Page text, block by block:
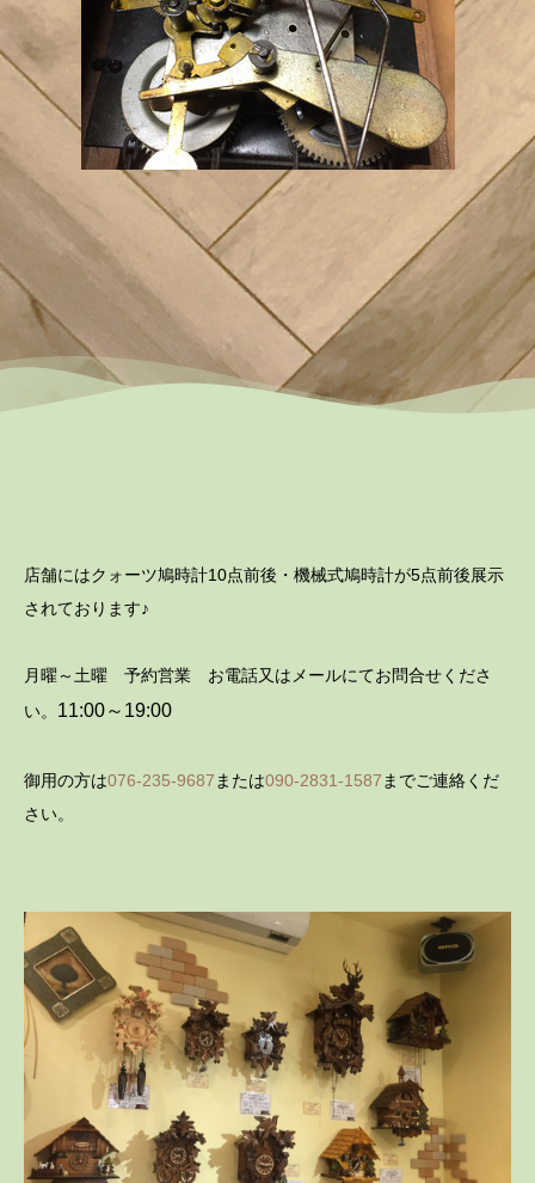
店舗にはクォーツ鳩時計10点前後・機械式鳩時計が5点前後展示
されております♪
月曜～土曜 予約営業 お電話又はメールにてお問合せくださ
い。 11:00～19:00
御用の方は076-235-9687 または090-2831-1587 までご連絡くだ
さい。